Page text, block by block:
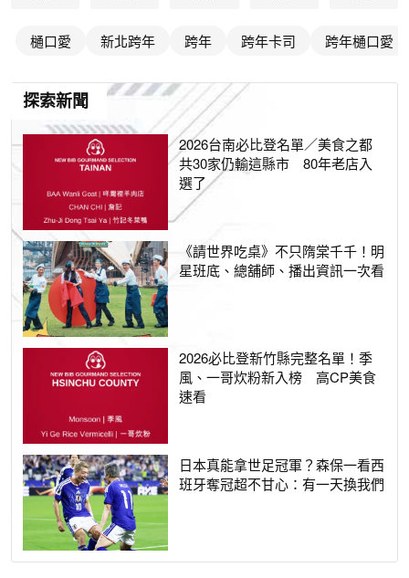
樋口愛 新北跨年 跨年 跨年卡司 跨年樋口愛
探索新聞
2026台南必比登名單／美食之都
共30家仍輸這縣市 80年老店入
選了
《請世界吃桌》不只隋棠千千！明
星班底、總舖師、播出資訊一次看
2026必比登新竹縣完整名單！季
風、一哥炊粉新入榜 高CP美食
速看
日本真能拿世足冠軍？森保一看西
班牙奪冠超不甘心：有一天換我們